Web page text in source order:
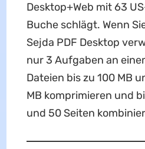
Desktop+Web mit 63
Buche schlägt. Wenn
Sejda PDF Desktop
nur 3 Aufgaben an
Dateien bis zu 100 MB
MB komprimieren und
und 50 Seiten